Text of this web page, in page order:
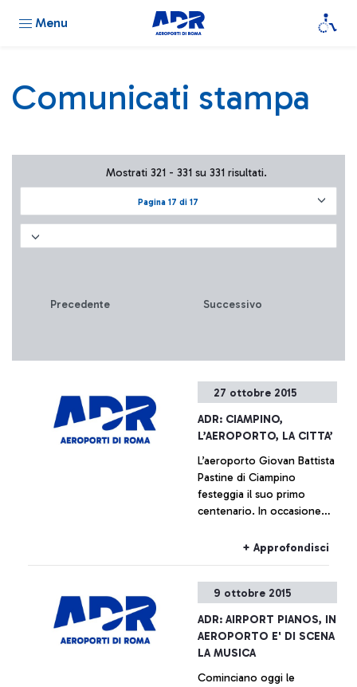
Menu
Comunicati stampa
Pagina 17 di 17
Mostrati 321 - 331 su 331 risultati.
Precedente Successivo
27 ottobre 2015
ADR: CIAMPINO,
L’AEROPORTO, LA CITTA’
L’aeroporto Giovan Battista
Pastine di Ciampino
festeggia il suo primo
centenario. In occasione
prossimo 27 ottobre fino al
con il Comune di Ciampino
di varia natura, la storia
+ Approfondisci
9 ottobre 2015
ADR: AIRPORT PIANOS, IN
AEROPORTO E' DI SCENA
LA MUSICA
Cominciano oggi le